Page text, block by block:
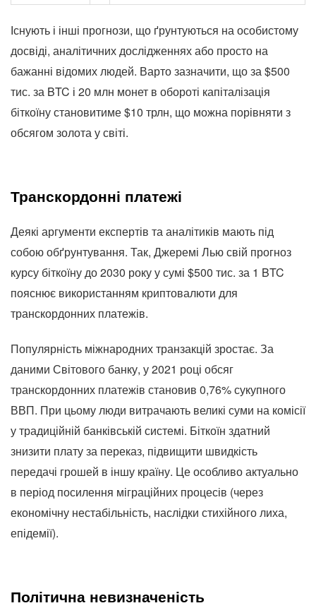
Існують і інші прогнози, що ґрунтуються на особистому
досвіді, аналітичних дослідженнях або просто на
бажанні відомих людей. Варто зазначити, що за $500
тис. за BTC і 20 млн монет в обороті капіталізація
біткоїну становитиме $10 трлн, що можна порівняти з
обсягом золота у світі.
Транскордонні платежі
Деякі аргументи експертів та аналітиків мають під
собою обґрунтування. Так, Джеремі Лью свій прогноз
курсу біткоїну до 2030 року у сумі $500 тис. за 1 BTC
пояснює використанням криптовалюти для
транскордонних платежів.
Популярність міжнародних транзакцій зростає. За
даними Світового банку, у 2021 році обсяг
транскордонних платежів становив 0,76% сукупного
ВВП. При цьому люди витрачають великі суми на комісії
у традиційній банківській системі. Біткоїн здатний
знизити плату за переказ, підвищити швидкість
передачі грошей в іншу країну. Це особливо актуально
в період посилення міграційних процесів (через
економічну нестабільність, наслідки стихійного лиха,
епідемії).
Політична невизначеність